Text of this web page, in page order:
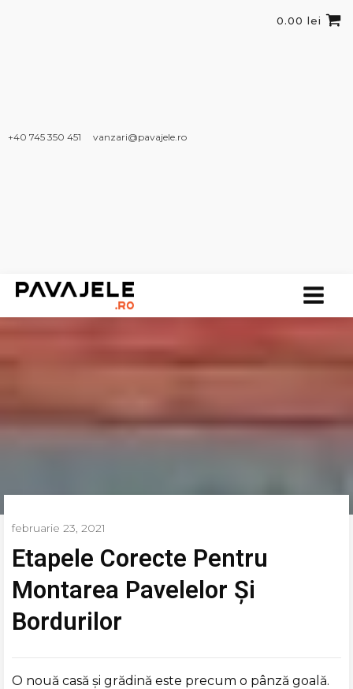
+40 745 350 451​ vanzari@pavajele.ro
0.00 lei
februarie 23, 2021
Etapele Corecte Pentru
Montarea Pavelelor Și
Bordurilor
O nouă casă și grădină este precum o pânză goală.